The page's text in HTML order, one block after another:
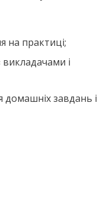
на практиці;
викладачами і
домашніх завдань і